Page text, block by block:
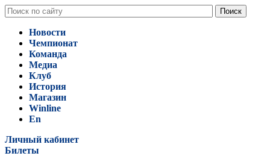
Новости
Чемпионат
Команда
Медиа
Клуб
История
Магазин
Winline
En
Личный кабинет
Билеты